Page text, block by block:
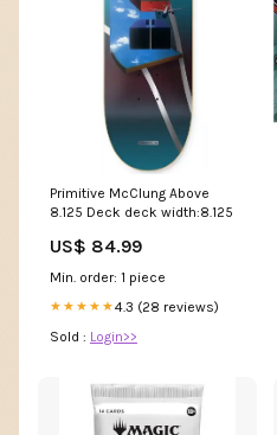
Primitive McClung Above
8.125 Deck deck width:8.125
US$ 84.99
Min. order: 1 piece
★★★★★4.3 (28 reviews)
Sold : Login>>